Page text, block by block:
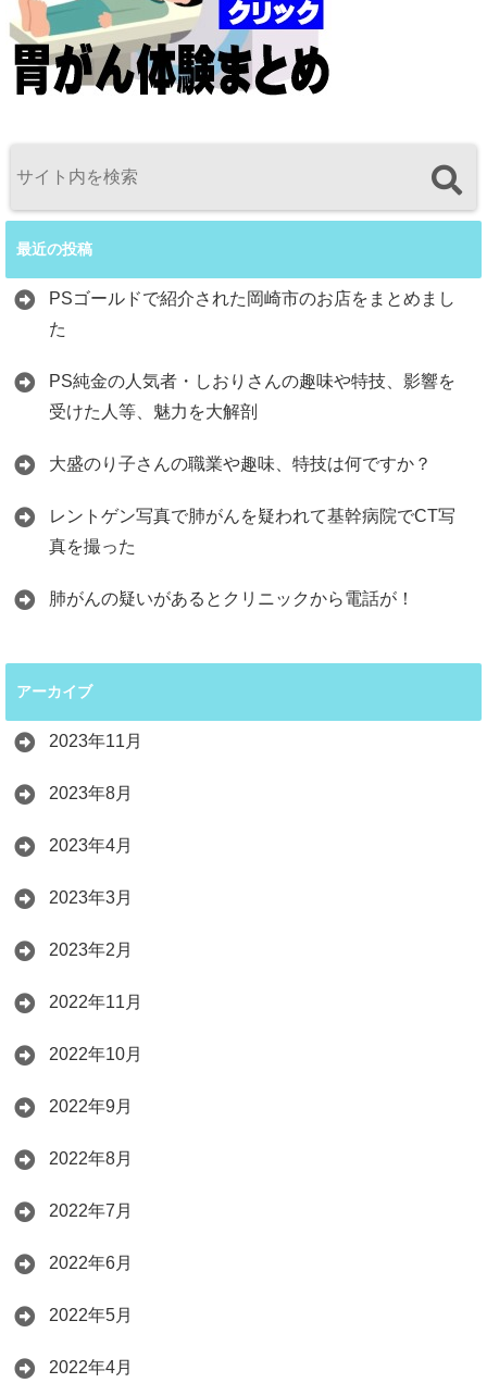
最近の投稿
PSゴールドで紹介された岡崎市のお店をまとめまし
た
PS純金の人気者・しおりさんの趣味や特技、影響を
受けた人等、魅力を大解剖
大盛のり子さんの職業や趣味、特技は何ですか？
レントゲン写真で肺がんを疑われて基幹病院でCT写
真を撮った
肺がんの疑いがあるとクリニックから電話が！
アーカイブ
2023年11月
2023年8月
2023年4月
2023年3月
2023年2月
2022年11月
2022年10月
2022年9月
2022年8月
2022年7月
2022年6月
2022年5月
2022年4月